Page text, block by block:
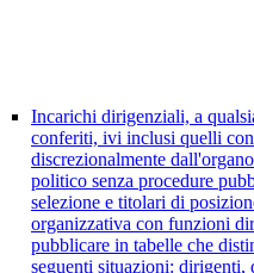
Incarichi dirigenziali, a
conferiti, ivi inclusi quelli
discrezionalmente
politico senza procedure
selezione e titolari di
organizzativa con funzioni
pubblicare in tabelle che
seguenti situazioni: dirigenti,